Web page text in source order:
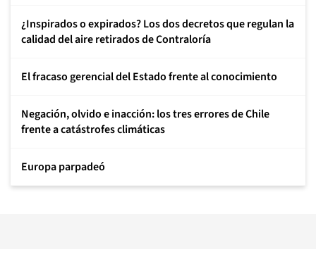
¿Inspirados o expirados? Los dos decretos que regulan la
calidad del aire retirados de Contraloría
El fracaso gerencial del Estado frente al conocimiento
Negación, olvido e inacción: los tres errores de Chile
frente a catástrofes climáticas
Europa parpadeó